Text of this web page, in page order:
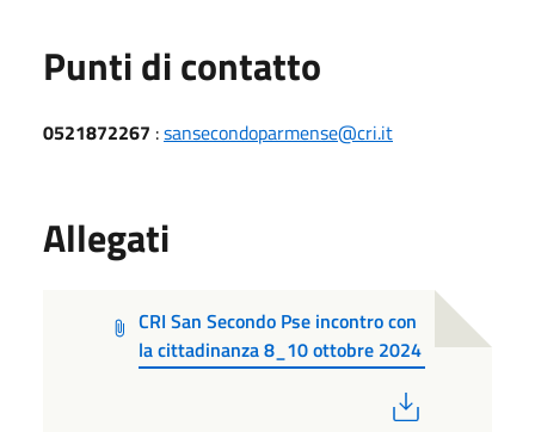
Punti di contatto
0521872267 :sansecondoparmense@cri.it
Allegati
CRI San Secondo Pse incontro con
la cittadinanza 8_10 ottobre 2024